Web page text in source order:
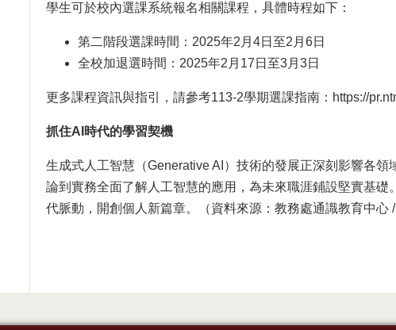
學生可於校內選課系統報名相關課程，具體時程如下：
第二階段選課時間：2025年2月4日至2月6日
全校加退選時間：2025年2月17日至3月3日
更多課程資訊與指引，請參考113-2學期選課指南： https://
抓住AI時代的學習契機
生成式人工智慧（Generative AI）技術的發展正深刻影響各
論到實務全面了解人工智慧的應用，為未來職涯鋪設堅實基
代脈動，開創個人新篇章。（資料來源：教務處通識教育中心 /